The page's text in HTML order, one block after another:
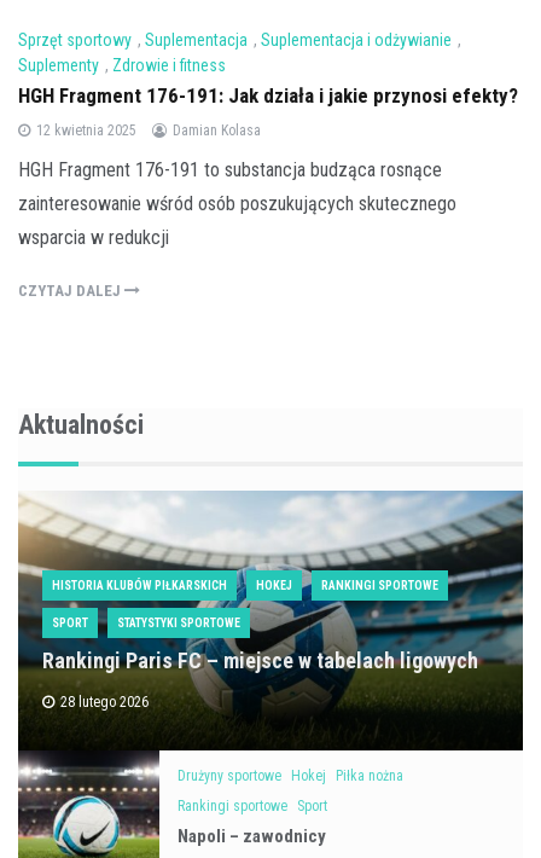
Sprzęt sportowy , Suplementacja , Suplementacja i odżywianie ,
Suplementy , Zdrowie i fitness
HGH Fragment 176-191: Jak działa i jakie przynosi efekty?
12 kwietnia 2025 Damian Kolasa
HGH Fragment 176-191 to substancja budząca rosnące
zainteresowanie wśród osób poszukujących skutecznego
wsparcia w redukcji
CZYTAJ DALEJ
Aktualności
HISTORIA KLUBÓW PIŁKARSKICH HOKEJ RANKINGI SPORTOWE
SPORT STATYSTYKI SPORTOWE
Rankingi Paris FC – miejsce w tabelach ligowych
28 lutego 2026
Drużyny sportowe Hokej
Piłka nożna
Rankingi sportowe
Sport
Napoli – zawodnicy